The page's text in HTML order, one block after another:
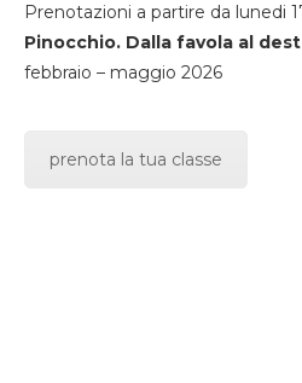
Prenotazioni a partire da lunedi
Pinocchio. Dalla favola al
febbraio – maggio 2026
prenota la tua classe